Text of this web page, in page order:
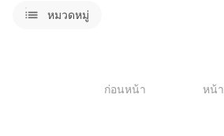
listsหมวดหมู่
ก่อนหน้า หน้